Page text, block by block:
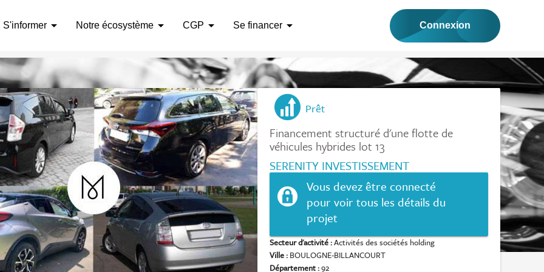
S'informerarrow_drop_down Notre écosystèmearrow_drop_down CGP arrow_drop_down Se financerarrow_drop_down Connexion
Prêt
Financement structuré d'une flotte de
véhicules hybrides lot 13
SERENITY INVESTISSEMENT
Vous devez être connecté
pour voir tous les détails du
projet
Secteur d'activité :Activités des sociétés holding
Ville : BOULOGNE-BILLANCOURT
Département :92